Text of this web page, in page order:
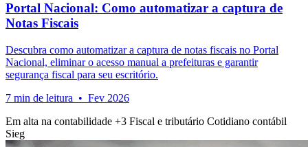
Portal Nacional: Como automatizar a captura de
Notas Fiscais
Descubra como automatizar a captura de notas fiscais no Portal
Nacional, eliminar o acesso manual a prefeituras e garantir
segurança fiscal para seu escritório.
7 min de leitura • Fev 2026
Em alta na contabilidade +3 Fiscal e tributário Cotidiano contábil
Sieg